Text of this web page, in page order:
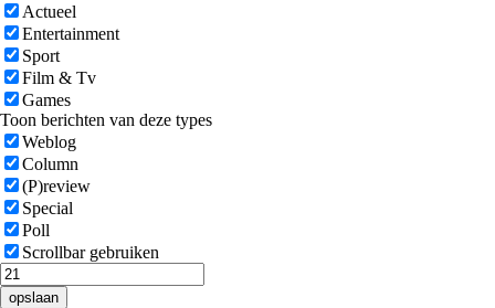
Actueel
Entertainment
Sport
Film & Tv
Games
Toon berichten van deze types
Weblog
Column
(P)review
Special
Poll
Scrollbar gebruiken
opslaan